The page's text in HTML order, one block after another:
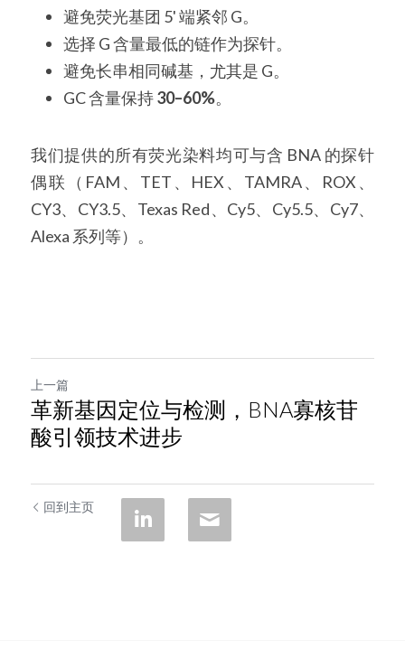
避免荧光基团 5' 端紧邻 G。
选择 G 含量最低的链作为探针。
避免长串相同碱基，尤其是 G。
GC 含量保持 30–60%。
我们提供的所有荧光染料均可与含 BNA 的探针
偶联（FAM、TET、HEX、TAMRA、ROX、
CY3、CY3.5、Texas Red、Cy5、Cy5.5、Cy7、
Alexa 系列等）。
上一篇
革新基因定位与检测，BNA寡核苷
酸引领技术进步
回到主页